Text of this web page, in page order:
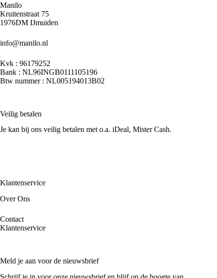
Manilo
Kruitenstraat 75
1976DM IJmuiden
info@manilo.nl
Kvk : 96179252
Bank : NL96INGB0111105196
Btw nummer : NL005194013B02
Veilig betalen
Je kan bij ons veilig betalen met o.a. iDeal, Mister Cash.
Klantenservice
Over Ons
Contact
Klantenservice
Meld je aan voor de nieuwsbrief